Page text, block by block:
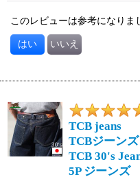
このレビューは参考になりま
はい いいえ
TCB jeans
TCBジーンズ
TCB 30's
5P ジーンズ